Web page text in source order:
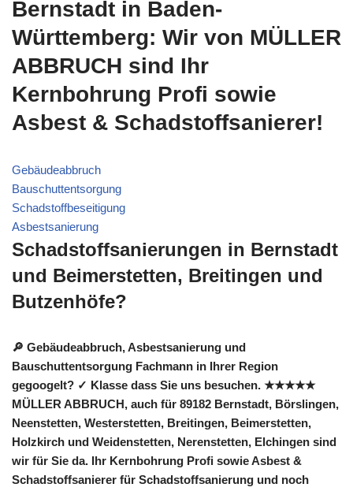
Bernstadt in Baden-
Württemberg: Wir von MÜLLER
ABBRUCH sind Ihr
Kernbohrung Profi sowie
Asbest & Schadstoffsanierer!
Gebäudeabbruch
Bauschuttentsorgung
Schadstoffbeseitigung
Asbestsanierung
Schadstoffsanierungen in Bernstadt
und Beimerstetten, Breitingen und
Butzenhöfe?
🔎 Gebäudeabbruch, Asbestsanierung und
Bauschuttentsorgung Fachmann in Ihrer Region
gegoogelt? ✓ Klasse dass Sie uns besuchen. ★★★★★
MÜLLER ABBRUCH, auch für 89182 Bernstadt, Börslingen,
Neenstetten, Westerstetten, Breitingen, Beimerstetten,
Holzkirch und Weidenstetten, Nerenstetten, Elchingen sind
wir für Sie da. Ihr Kernbohrung Profi sowie Asbest &
Schadstoffsanierer für Schadstoffsanierung und noch